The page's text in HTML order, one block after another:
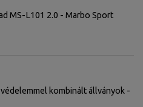
MS-L101 2.0 - Marbo Sport
kombinált állványok -